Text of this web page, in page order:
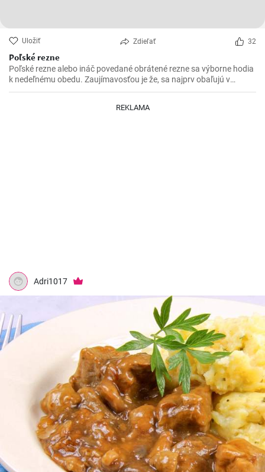
Uložiť Zdieľať 32
Poľské rezne
Poľské rezne alebo ináč povedané obrátené rezne sa výborne hodia
k nedeľnému obedu. Zaujímavosťou je že, sa najprv obaľujú v
strúhanke a až následne vo vajíčku.
REKLAMA
Adri1017